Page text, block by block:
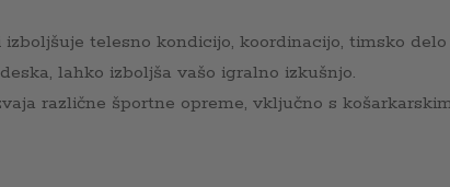
telesno kondicijo, koordinacijo, timsko
lahko izboljša vašo igralno izkušnjo.
različne športne opreme, vključno s